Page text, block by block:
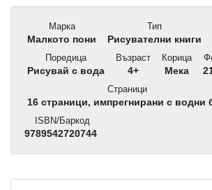
Марка
Малкото пони
Тип
Рисувателни книги
Поредица
Рисувай с вода
Възраст
4+
Корица
Мека
Страници
16 страници, импрегнирани с водни
ISBN/Баркод
9789542720744